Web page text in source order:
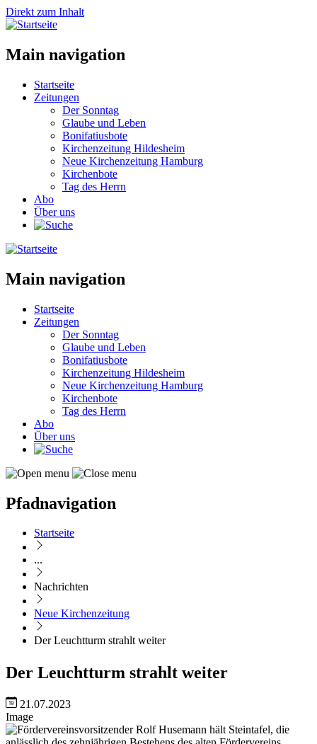
Direkt zum Inhalt
Main navigation
Startseite
Zeitungen
Der Sonntag
Glaube und Leben
Bonifatiusbote
Kirchenzeitung Hildesheim
Neue Kirchenzeitung Hamburg
Kirchenbote
Tag des Herrn
Abo
Über uns
Main navigation
Startseite
Zeitungen
Der Sonntag
Glaube und Leben
Bonifatiusbote
Kirchenzeitung Hildesheim
Neue Kirchenzeitung Hamburg
Kirchenbote
Tag des Herrn
Abo
Über uns
Pfadnavigation
Startseite
...
Nachrichten
Neue Kirchenzeitung
Der Leuchtturm strahlt weiter
Der Leuchtturm strahlt weiter
21.07.2023
Image